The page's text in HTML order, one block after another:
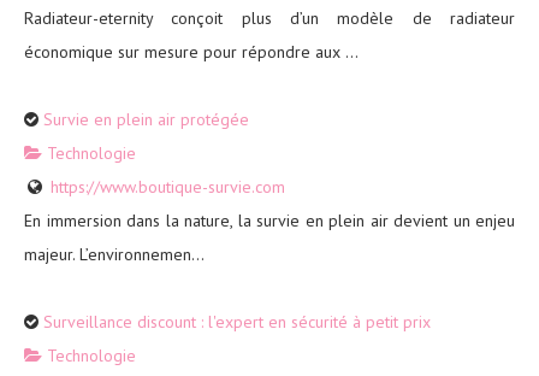
Radiateur-eternity conçoit plus d’un modèle de radiateur
économique sur mesure pour répondre aux ...
Survie en plein air protégée
Technologie
https://www.boutique-survie.com
En immersion dans la nature, la survie en plein air devient un enjeu
majeur. L’environnemen...
Surveillance discount : l'expert en sécurité à petit prix
Technologie